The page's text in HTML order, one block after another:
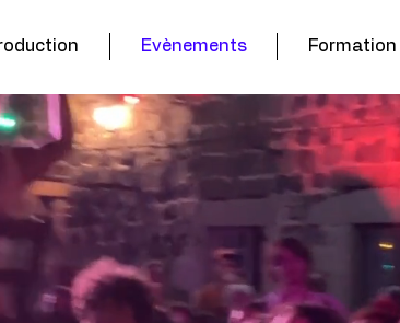
Evènements Formation